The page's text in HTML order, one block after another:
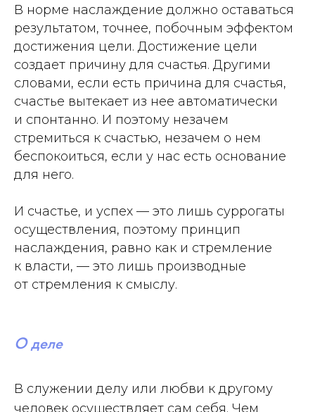
В норме наслаждение должно оставаться
результатом, точнее, побочным эффектом
достижения цели. Достижение цели
создает причину для счастья. Другими
словами, если есть причина для счастья,
счастье вытекает из нее автоматически
и спонтанно. И поэтому незачем
стремиться к счастью, незачем о нем
беспокоиться, если у нас есть основание
для него.
И счастье, и успех — это лишь суррогаты
осуществления, поэтому принцип
наслаждения, равно как и стремление
к власти, — это лишь производные
от стремления к смыслу.
О деле
В служении делу или любви к другому
человек осуществляет сам себя. Чем